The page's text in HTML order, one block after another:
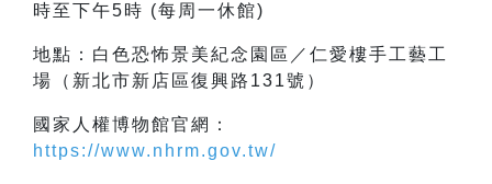
時至下午5時 (每周一休館)
地點：白色恐怖景美紀念園區／仁愛樓手工藝工
場（新北市新店區復興路131號）
國家人權博物館官網：
https://www.nhrm.gov.tw/